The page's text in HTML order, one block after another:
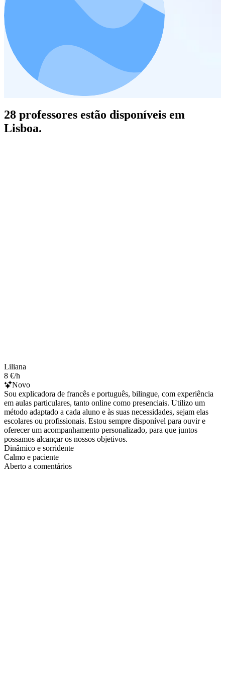
28 professores estão disponíveis em
Lisboa.
Liliana
8 €/h
Novo
Sou explicadora de francês e português, bilingue, com experiência
em aulas particulares, tanto online como presenciais. Utilizo um
método adaptado a cada aluno e às suas necessidades, sejam elas
escolares ou profissionais. Estou sempre disponível para ouvir e
oferecer um acompanhamento personalizado, para que juntos
possamos alcançar os nossos objetivos.
Dinâmico e sorridente
Calmo e paciente
Aberto a comentários